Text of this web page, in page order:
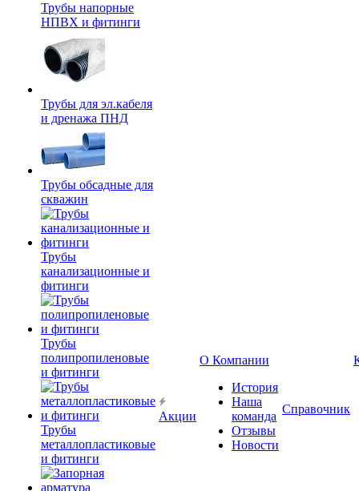
Трубы напорные
НПВХ и фитинги
Трубы для эл.кабеля
и дренажа ПНД
Трубы обсадные для
скважин
Трубы
канализационные и
фитинги
Трубы
полипропиленовые
и фитинги
Трубы
металлопластиковые
и фитинги
Акции
О Компании
История
Наша
команда
Отзывы
Новости
Справочник